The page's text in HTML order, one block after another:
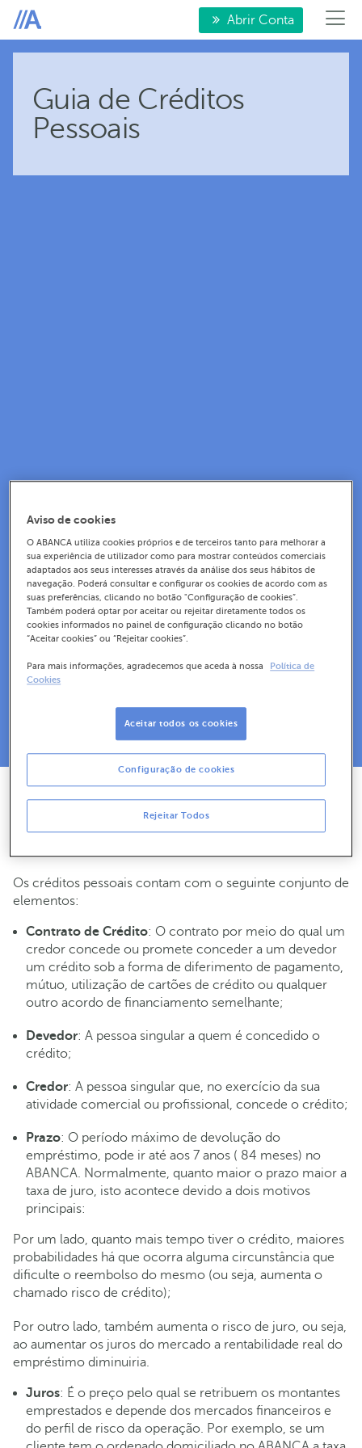
Abrir Conta
Guia de Créditos
Pessoais
Os créditos pessoais contam com o seguinte conjunto de
elementos:
Contrato de Crédito: O contrato por meio do qual um
credor concede ou promete conceder a um devedor
um crédito sob a forma de diferimento de pagamento,
mútuo, utilização de cartões de crédito ou qualquer
outro acordo de financiamento semelhante;
Devedor: A pessoa singular a quem é concedido o
crédito;
Credor: A pessoa singular que, no exercício da sua
atividade comercial ou profissional, concede o crédito;
Prazo: O período máximo de devolução do
empréstimo, pode ir até aos 7 anos ( 84 meses) no
ABANCA. Normalmente, quanto maior o prazo maior a
taxa de juro, isto acontece devido a dois motivos
principais:
Por um lado, quanto mais tempo tiver o crédito, maiores
probabilidades há que ocorra alguma circunstância que
dificulte o reembolso do mesmo (ou seja, aumenta o
chamado risco de crédito);
Por outro lado, também aumenta o risco de juro, ou seja,
ao aumentar os juros do mercado a rentabilidade real do
empréstimo diminuiria.
Juros: É o preço pelo qual se retribuem os montantes
emprestados e depende dos mercados financeiros e
do perfil de risco da operação. Por exemplo, se um
Aviso de cookies
O ABANCA utiliza cookies próprios e de terceiros tanto para melhorar a
sua experiência de utilizador como para mostrar conteúdos comerciais
adaptados aos seus interesses através da análise dos seus hábitos de
navegação. Poderá consultar e configurar os cookies de acordo com as
suas preferências, clicando no botão "Configuração de cookies”.
Também poderá optar por aceitar ou rejeitar diretamente todos os
cookies informados no painel de configuração clicando no botão
“Aceitar cookies” ou “Rejeitar cookies”.
Para mais informações, agradecemos que aceda à nossa
Política de
Cookies
Rejeitar Todos
Configuração de cookies
Aceitar todos os cookies